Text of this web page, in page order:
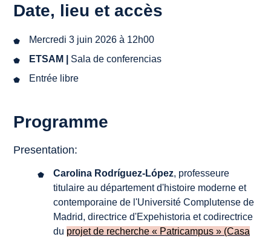
Date, lieu et accès
Mercredi 3 juin 2026 à 12h00
ETSAM |
Sala de conferencias
Entrée libre
Programme
Presentation:
Carolina Rodríguez-López, professeure
titulaire au département d'histoire moderne et
contemporaine de l'Université Complutense de
Madrid, directrice d'Expehistoria et codirectrice
du projet de recherche « Patricampus » (Casa